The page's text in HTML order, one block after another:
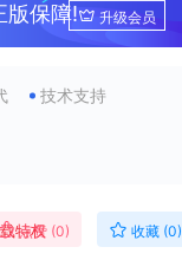
版保障! 升级会员
技术支持
特权
点赞 (0) 收藏 (0)